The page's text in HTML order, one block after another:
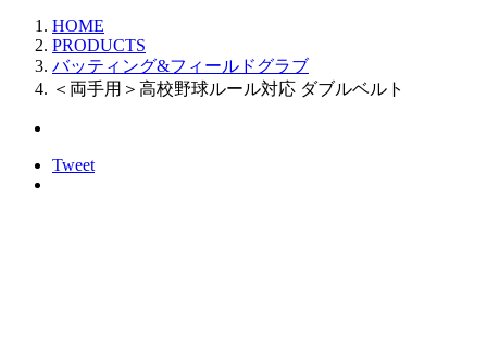
HOME
PRODUCTS
バッティング&フィールドグラブ
＜両手用＞高校野球ルール対応 ダブルベルト
Tweet